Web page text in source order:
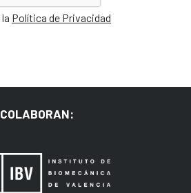
Política de Privacidad
COLABORAN: